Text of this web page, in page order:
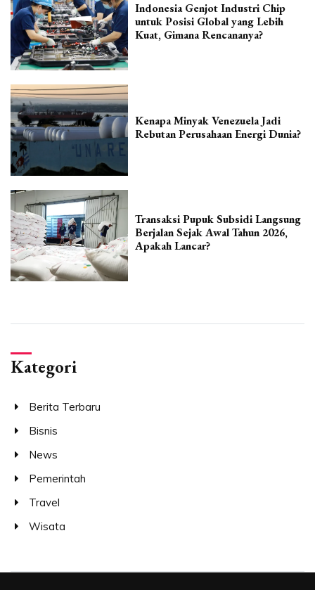
Indonesia Genjot Industri Chip
untuk Posisi Global yang Lebih
Kuat, Gimana Rencananya?
Kenapa Minyak Venezuela Jadi
Rebutan Perusahaan Energi Dunia?
Transaksi Pupuk Subsidi Langsung
Berjalan Sejak Awal Tahun 2026,
Apakah Lancar?
Kategori
Berita Terbaru
Bisnis
News
Pemerintah
Travel
Wisata